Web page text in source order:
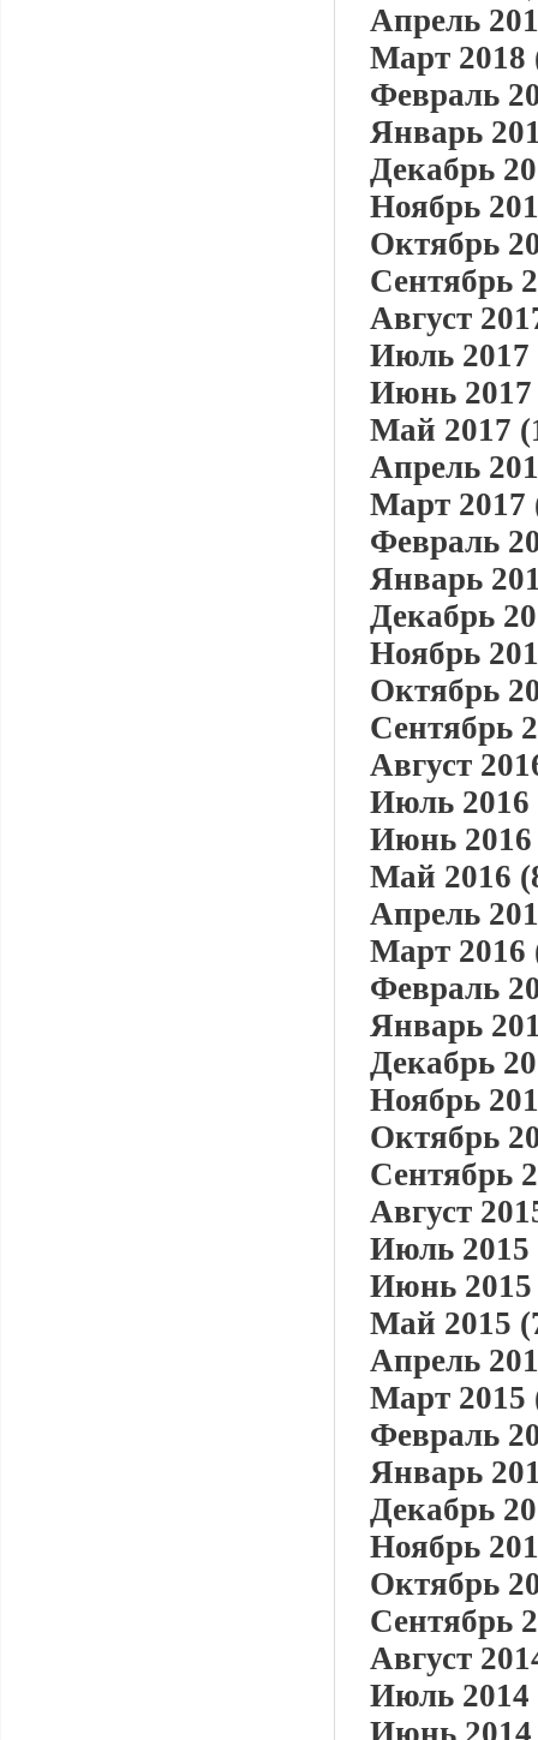
Апрель
Март 2018
Февраль
Январь
Декабрь
Ноябрь
Октябрь
Сентябрь
Август
Июль 2017
Июнь 2017
Май 2017
Апрель
Март 2017
Февраль
Январь
Декабрь
Ноябрь
Октябрь
Сентябрь
Август
Июль 2016
Июнь 2016
Май 2016
Апрель
Март 2016
Февраль
Январь
Декабрь
Ноябрь
Октябрь
Сентябрь
Август
Июль 2015
Июнь 2015
Май 2015
Апрель
Март 2015
Февраль
Январь
Декабрь
Ноябрь
Октябрь
Сентябрь
Август
Июль 2014
Июнь 2014